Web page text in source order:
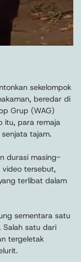
sekelompok
beredar di
Grup (WAG)
itu, para remaja
tajam.
durasi masing-
tersebut,
terlibat dalam
sementara satu
Salah satu dari
tergeletak